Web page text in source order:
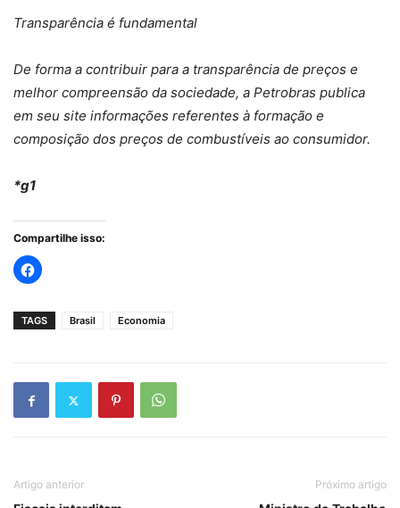
Transparência é fundamental
De forma a contribuir para a transparência de preços e
melhor compreensão da sociedade, a Petrobras publica
em seu site informações referentes à formação e
composição dos preços de combustíveis ao consumidor.
*g1
Compartilhe isso:
TAGS Brasil Economia
Artigo anterior Próximo artigo